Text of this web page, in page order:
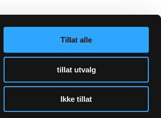
Tillat alle
tillat utvalg
Ikke tillat